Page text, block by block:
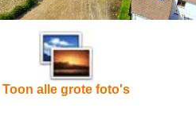
Toon alle grote foto's